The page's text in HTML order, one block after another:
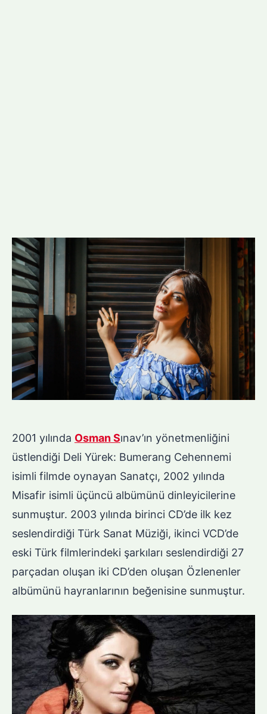
2001 yılında Osman Sınav’ın yönetmenliğini
üstlendiği Deli Yürek: Bumerang Cehennemi
isimli filmde oynayan Sanatçı, 2002 yılında
Misafir isimli üçüncü albümünü dinleyicilerine
sunmuştur. 2003 yılında birinci CD’de ilk kez
seslendirdiği Türk Sanat Müziği, ikinci VCD’de
eski Türk filmlerindeki şarkıları seslendirdiği 27
parçadan oluşan iki CD’den oluşan Özlenenler
albümünü hayranlarının beğenisine sunmuştur.